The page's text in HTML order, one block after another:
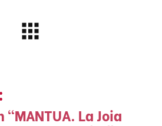
“MANTUA. La Joia